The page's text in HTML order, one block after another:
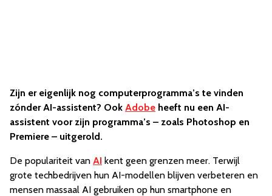
Zijn er eigenlijk nog computerprogramma’s te vinden
zónder AI-assistent? Ook Adobe heeft nu een AI-
assistent voor zijn programma’s – zoals Photoshop en
Premiere – uitgerold.
De populariteit van AI kent geen grenzen meer. Terwijl
grote techbedrijven hun AI-modellen blijven verbeteren en
mensen massaal AI gebruiken op hun smartphone en